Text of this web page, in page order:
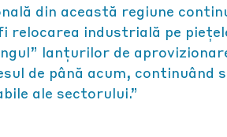
din această regiune
industrială pe
lanțurilor de
de până acum, continuând
ale sectorului.”